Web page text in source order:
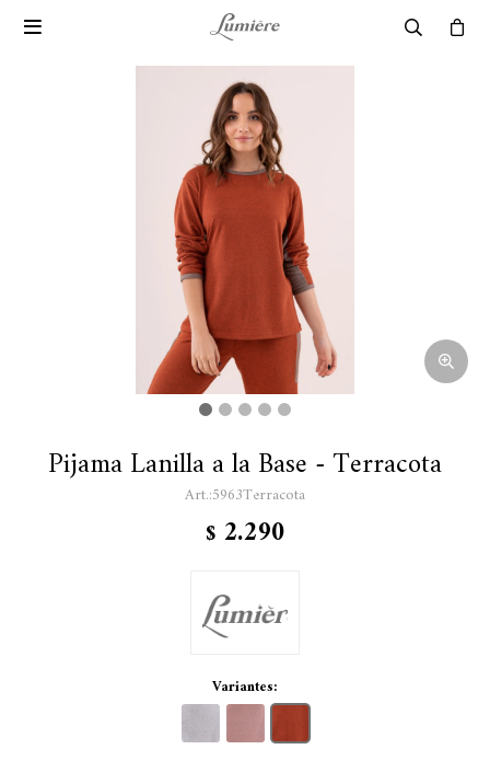

Pijama Lanilla a la Base - Terracota
5963Terracota
$ 2.290
Variantes: